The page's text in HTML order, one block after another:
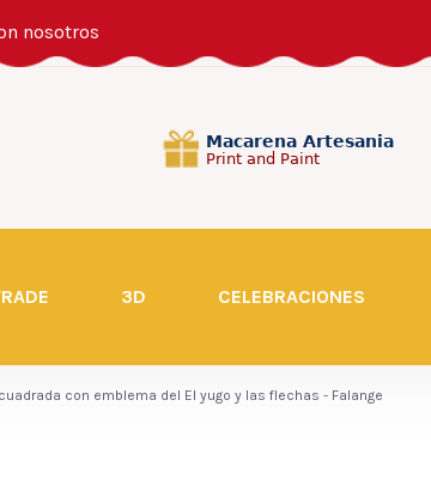
nosotros
3D CELEBRACIONES
con emblema del El yugo y las flechas - Falange